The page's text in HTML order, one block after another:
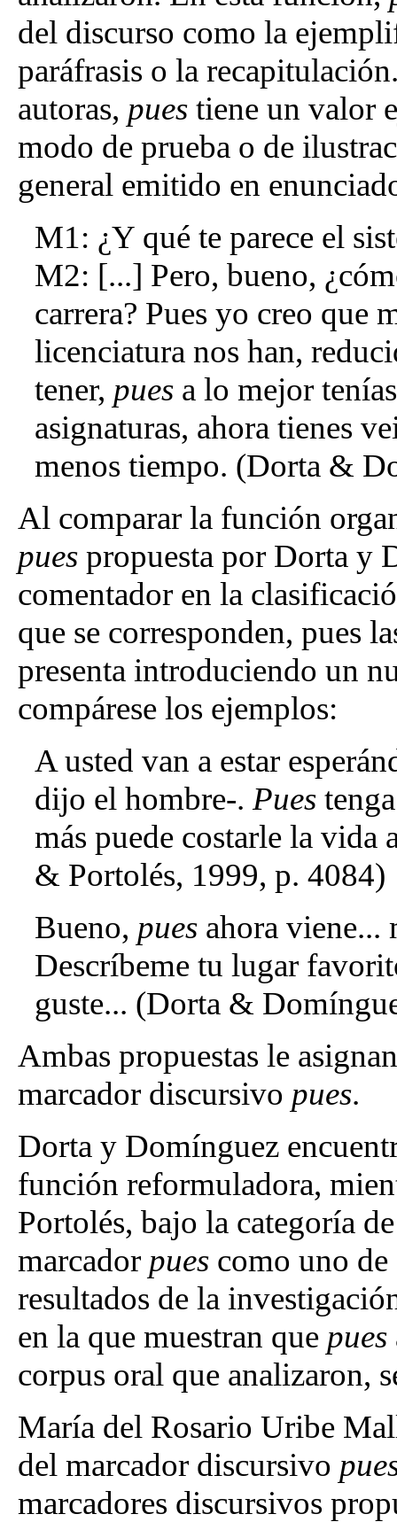
del discurso como la
paráfrasis o la
autoras, pues tiene un valor
modo de prueba o de
general emitido en
M1: ¿Y qué te parece el
M2: [...] Pero, bueno,
carrera? Pues yo creo que
licenciatura nos han,
tener, pues a lo mejor
asignaturas, ahora tienes
menos tiempo. (Dorta &
Al comparar la función
pues propuesta por Dorta y
comentador en la
que se corresponden, pues
presenta introduciendo un
compárese los ejemplos:
A usted van a estar
dijo el hombre-. Pues
más puede costarle la
& Portolés, 1999, p. 4084)
Bueno, pues ahora viene...
Descríbeme tu lugar
guste... (Dorta &
Ambas propuestas le
marcador discursivo pues.
Dorta y Domínguez
función reformuladora,
Portolés, bajo la categoría
marcador pues como uno
resultados de la
en la que muestran que pues
corpus oral que analizaron,
María del Rosario Uribe
del marcador discursivo
marcadores discursivos